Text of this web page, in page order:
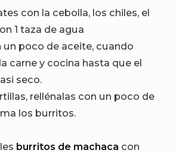
con la cebolla, los chiles, el
1 taza de agua
un poco de aceite, cuando
carne y cocina hasta que el
seco.
rellénalas con un poco de
los burritos.
burritos de machaca con